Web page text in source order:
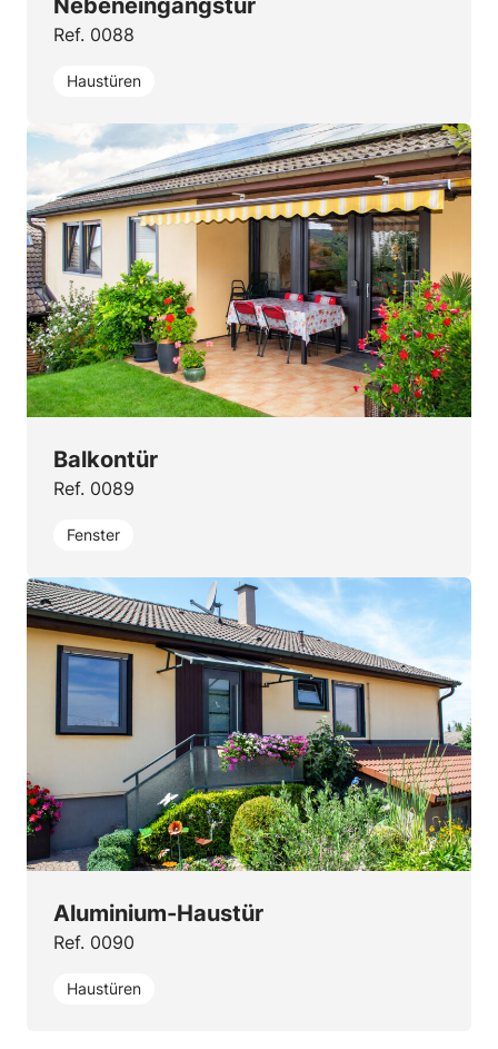
Nebeneingangstür
Ref. 0088
Haustüren
Balkontür
Ref. 0089
Fenster
Aluminium-Haustür
Ref. 0090
Haustüren